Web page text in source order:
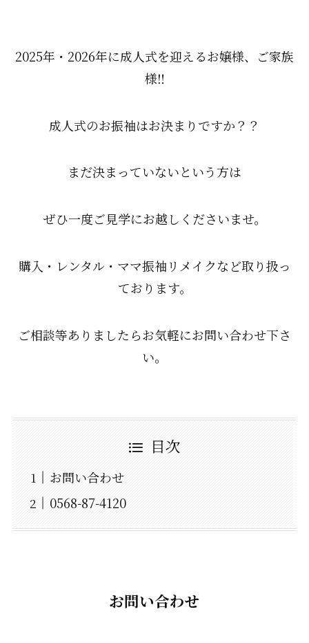
2025年・2026年に成人式を迎えるお嬢様、ご家族
様‼
成人式のお振袖はお決まりですか？？
まだ決まっていないという方は
ぜひ一度ご見学にお越しくださいませ。
購入・レンタル・ママ振袖リメイクなど取り扱っ
ております。
ご相談等ありましたらお気軽にお問い合わせ下さ
い。
目次
お問い合わせ
0568-87-4120
お問い合わせ